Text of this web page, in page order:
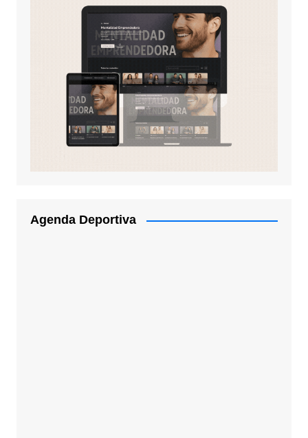
Agenda Deportiva